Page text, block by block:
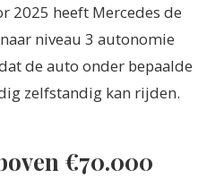
2025 heeft Mercedes de
niveau 3 autonomie
de auto onder bepaalde
zelfstandig kan rijden.
€70.000